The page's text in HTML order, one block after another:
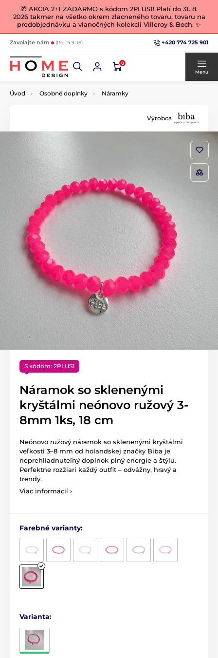
🎁 AKCIA 2+1 ZADARMO s kódom 2PLUS1! Platí do 31. 8.
2026 takmer na všetko okrem zlacneného tovaru, tovaru na
predobjednávku a vianočných kolekcií Villeroy & Boch. ✨
Zavolajte nám (Po-Pi 9-16) +420 774 725 901
0
Menu
Úvod Osobné doplnky Náramky
Výrobca
S kódom: 2PLUS1
Náramok so sklenenými
kryštálmi neónovo ružový 3-
8mm 1ks, 18 cm
Neónovo ružový náramok so sklenenými kryštálmi
veľkosti 3–8 mm od holandskej značky Biba je
neprehliadnuteľný doplnok plný energie a štýlu.
Perfektne rozžiari každý outfit – odvážny, hravý a
trendy.
Viac informácií ›
Farebné varianty:
Varianta: